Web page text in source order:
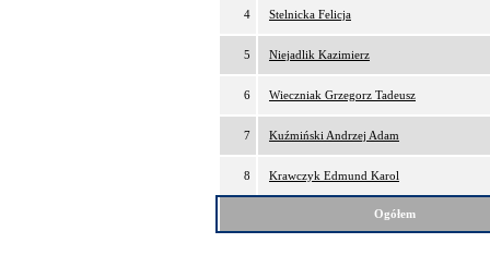
4 Stelnicka Felicja
5 Niejadlik Kazimierz
6 Wieczniak Grzegorz Tadeusz
7 Kuźmiński Andrzej Adam
8 Krawczyk Edmund Karol
Ogółem